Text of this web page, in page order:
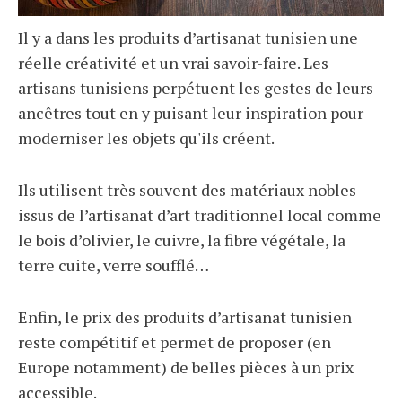
Il y a dans les produits d’artisanat tunisien une
réelle créativité et un vrai savoir-faire. Les
artisans tunisiens perpétuent les gestes de leurs
ancêtres tout en y puisant leur inspiration pour
moderniser les objets qu'ils créent.
Ils utilisent très souvent des matériaux nobles
issus de l’artisanat d’art traditionnel local comme
le bois d’olivier, le cuivre, la fibre végétale, la
terre cuite, verre soufflé…
Enfin, le prix des produits d’artisanat tunisien
reste compétitif et permet de proposer (en
Europe notamment) de belles pièces à un prix
accessible.